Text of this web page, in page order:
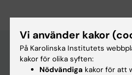
Huvudmeny
Vi använder kakor
På Karolinska Institutets
kakor för olika syften:
Nödvändiga kakor för att